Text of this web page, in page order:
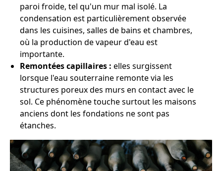
paroi froide, tel qu'un mur mal isolé. La
condensation est particulièrement observée
dans les cuisines, salles de bains et chambres,
où la production de vapeur d'eau est
importante.
Remontées capillaires : elles surgissent
lorsque l'eau souterraine remonte via les
structures poreux des murs en contact avec le
sol. Ce phénomène touche surtout les maisons
anciens dont les fondations ne sont pas
étanches.